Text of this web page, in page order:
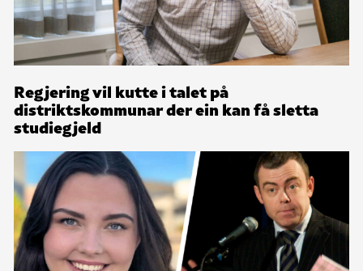
Regjering vil kutte i talet på
distriktskommunar der ein kan få sletta
studiegjeld